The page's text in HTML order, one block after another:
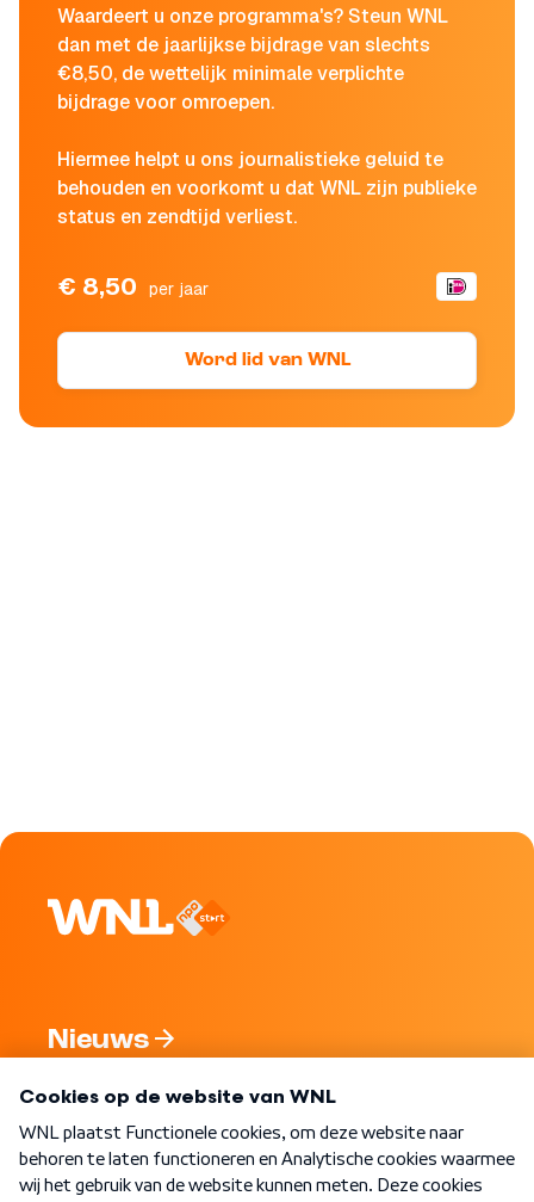
Waardeert u onze programma's? Steun WNL
dan met de jaarlijkse bijdrage van slechts
€8,50, de wettelijk minimale verplichte
bijdrage voor omroepen.
Hiermee helpt u ons journalistieke geluid te
behouden en voorkomt u dat WNL zijn publieke
status en zendtijd verliest.
€ 8,50 per jaar
Word lid van WNL
Nieuws
Nieuwsbrief
Word Lid